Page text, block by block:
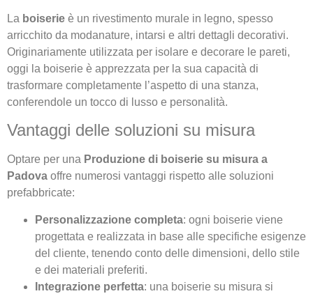
La boiserie è un rivestimento murale in legno, spesso
arricchito da modanature, intarsi e altri dettagli decorativi.
Originariamente utilizzata per isolare e decorare le pareti,
oggi la boiserie è apprezzata per la sua capacità di
trasformare completamente l’aspetto di una stanza,
conferendole un tocco di lusso e personalità.
Vantaggi delle soluzioni su misura
Optare per una Produzione di boiserie su misura a
Padova offre numerosi vantaggi rispetto alle soluzioni
prefabbricate:
Personalizzazione completa: ogni boiserie viene
progettata e realizzata in base alle specifiche esigenze
del cliente, tenendo conto delle dimensioni, dello stile
e dei materiali preferiti.
Integrazione perfetta: una boiserie su misura si